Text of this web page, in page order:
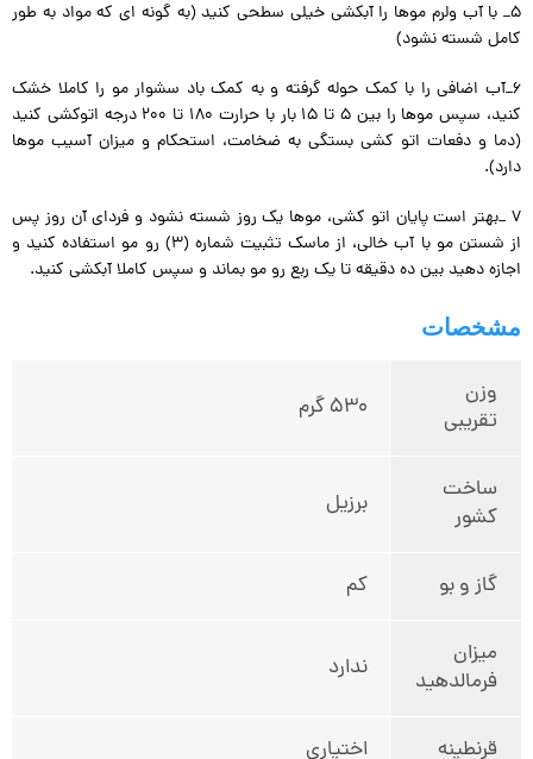
۵_ با آب ولرم موها را آبکشی خیلی سطحی کنید (به گونه ای که مواد به طور
کامل شسته نشود)
۶_آب اضافی را با کمک حوله گرفته و به کمک باد سشوار مو را کاملا خشک
کنید، سپس موها را بین 5 تا 15 بار با حرارت 180 تا 200 درجه اتوکشی کنید
(دما و دفعات اتو کشی بستگی به ضخامت، استحکام و میزان آسیب موها
دارد).
۷ _بهتر است پایان اتو کشی، موها یک روز شسته نشود و فردای آن روز پس
از شستن مو با آب خالی، از ماسک تثبیت شماره (۳) رو مو استفاده کنید و
اجازه دهید بین ده دقیقه تا یک ربع رو مو بماند و سپس کاملا آبکشی کنید.
مشخصات
وزن
تقریبی
530 گرم
ساخت
کشور
برزیل
گاز و بو کم
میزان
فرمالدهید
ندارد
قرنطینه اختیاری